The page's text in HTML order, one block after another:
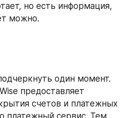
но есть информация,
можно.
один момент.
предоставляет
счетов и платежных
платежный сервис. Тем